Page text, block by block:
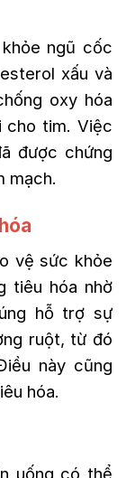
ngũ cốc
xấu và
oxy hóa
cho tim. Việc
được chứng
mạch.
vệ sức khỏe
tiêu hóa nhờ
hỗ trợ sự
ruột, từ đó
này cũng
hóa.
uống có thể